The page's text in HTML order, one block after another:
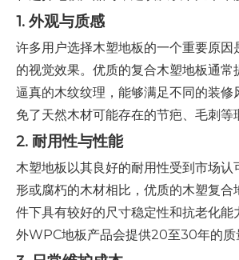
1. 外观与质感
许多用户选择木塑地板的一个重要原因
的视觉效果。优质的复合木塑地板通常
逼真的木纹纹理，能够满足不同的装修
免了天然木材可能存在的节疤、毛刺等
2. 耐用性与性能
木塑地板以其良好的耐用性受到市场认
形或腐朽的木材相比，优质的木塑复合
件下具有较好的尺寸稳定性和抗老化能
外WPC地板产品会提供20至30年的质